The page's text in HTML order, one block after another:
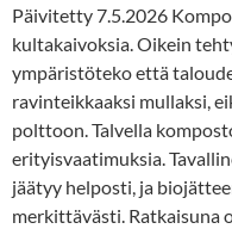
Päivitetty 7.5.2026
kultakaivoksia. Oikein
ympäristöteko että
ravinteikkaaksi mullaksi,
polttoon. Talvella
erityisvaatimuksia.
jäätyy helposti, ja
merkittävästi. Ratkaisuna